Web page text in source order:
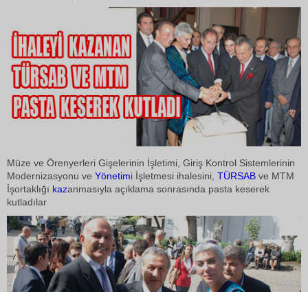
Müze ve Örenyerleri Gişelerinin İşletimi, Giriş Kontrol Sistemlerinin
Modernizasyonu ve Yönetimi İşletmesi ihalesini, TÜRSAB ve MTM
İşortaklığı kazanmasıyla açıklama sonrasında pasta keserek
kutladılar